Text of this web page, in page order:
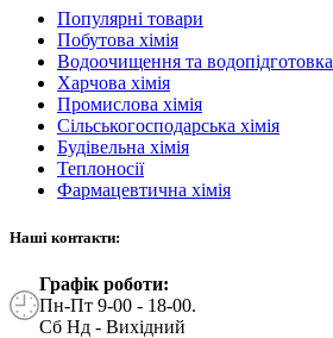
Популярні товари
Побутова хімія
Водоочищення та водопідготовка
Харчова хімія
Промислова хімія
Сільськогосподарська хімія
Будівельна хімія
Теплоносії
Фармацевтична хімія
Наші контакти:
Графік роботи:
Пн-Пт 9-00 - 18-00.
Сб Нд - Вихідний